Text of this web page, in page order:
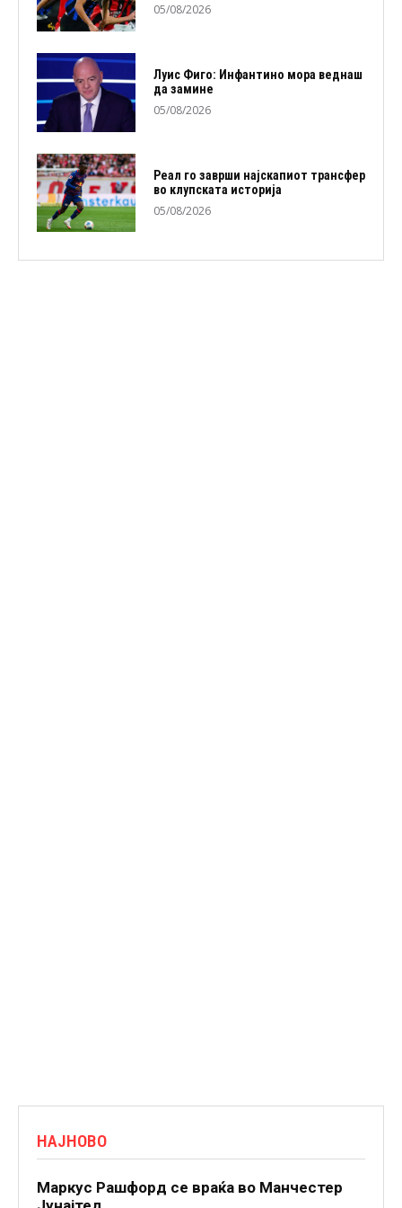
05/08/2026
Луис Фиго: Инфантино мора веднаш
да замине
05/08/2026
Реал го заврши најскапиот трансфер
во клупската историја
05/08/2026
НАЈНОВО
Маркус Рашфорд се враќа во Манчестер